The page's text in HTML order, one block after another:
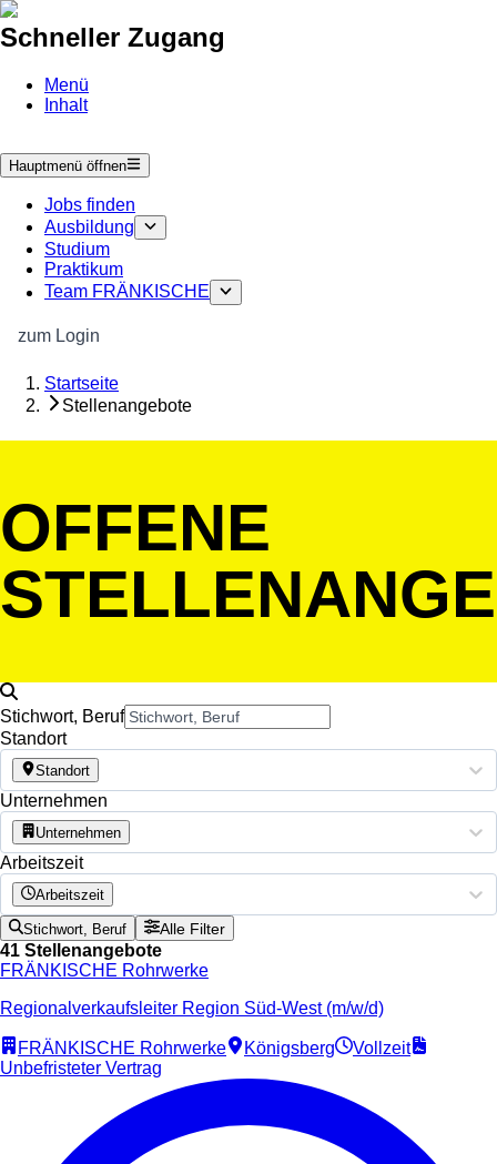
Schneller Zugang
Menü
Inhalt
Hauptmenü öffnen
Jobs finden
Ausbildung
Studium
Praktikum
Team FRÄNKISCHE
zum Login
Startseite
Stellenangebote
OFFENE
Stichwort, Beruf
Standort
Standort
Unternehmen
Unternehmen
Arbeitszeit
Arbeitszeit
Stichwort, Beruf Alle Filter
41 Stellenangebote
FRÄNKISCHE Rohrwerke
Regionalverkaufsleiter Region Süd-West (m/w/d)
FRÄNKISCHE Rohrwerke Königsberg
Vollzeit
Unbefristeter Vertrag